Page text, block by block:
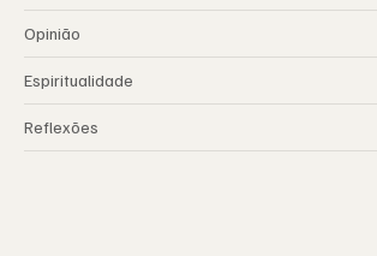
Opinião
Espiritualidade
Reflexões